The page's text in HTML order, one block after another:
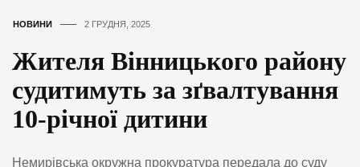
НОВИНИ 2 ГРУДНЯ, 2025
Жителя Вінницького району
судитимуть за зґвалтування
10-річної дитини
Немирівська окружна прокуратура передала до суду